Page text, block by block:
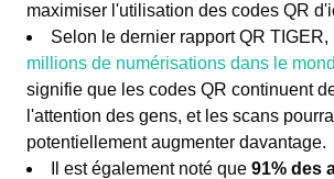
maximiser l'utilisation des codes QR
Selon le dernier rapport QR
millions de numérisations dans le
signifie que les codes QR continuent
l'attention des gens, et les scans
potentiellement augmenter davantage.
Il est également noté que 91% des